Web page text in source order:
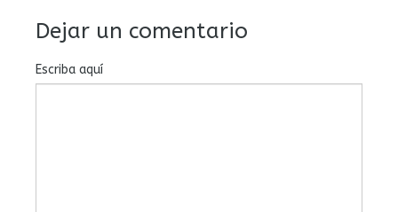
Dejar un comentario
Escriba aquí